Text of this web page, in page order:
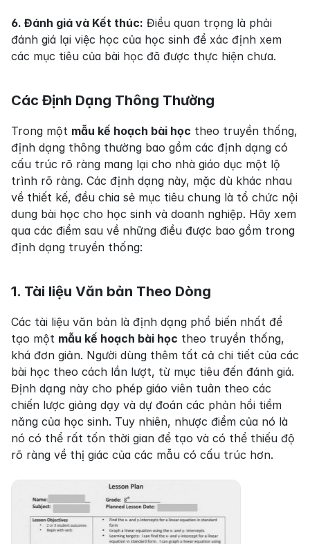
6. Đánh giá và Kết thúc: Điều quan trọng là phải
đánh giá lại việc học của học sinh để xác định xem
các mục tiêu của bài học đã được thực hiện chưa.
Các Định Dạng Thông Thường
Trong một mẫu kế hoạch bài học theo truyền thống,
định dạng thông thường bao gồm các định dạng có
cấu trúc rõ ràng mang lại cho nhà giáo dục một lộ
trình rõ ràng. Các định dạng này, mặc dù khác nhau
về thiết kế, đều chia sẻ mục tiêu chung là tổ chức nội
dung bài học cho học sinh và doanh nghiệp. Hãy xem
qua các điểm sau về những điều được bao gồm trong
định dạng truyền thống:
1. Tài liệu Văn bản Theo Dòng
Các tài liệu văn bản là định dạng phổ biến nhất để
tạo một mẫu kế hoạch bài học theo truyền thống,
khá đơn giản. Người dùng thêm tất cả chi tiết của các
bài học theo cách lần lượt, từ mục tiêu đến đánh giá.
Định dạng này cho phép giáo viên tuân theo các
chiến lược giảng dạy và dự đoán các phản hồi tiềm
năng của học sinh. Tuy nhiên, nhược điểm của nó là
nó có thể rất tốn thời gian để tạo và có thể thiếu độ
rõ ràng về thị giác của các mẫu có cấu trúc hơn.